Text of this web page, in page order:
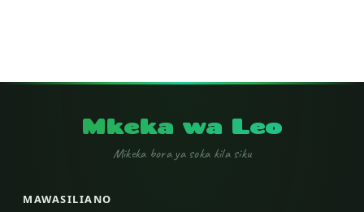
Mkeka wa Leo
Mikeka bora ya soka kila siku
MAWASILIANO